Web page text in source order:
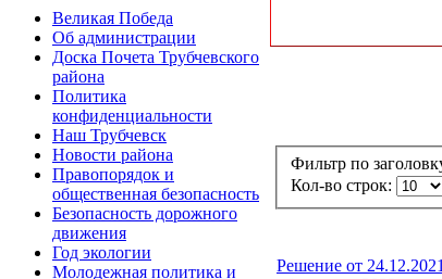
Великая Победа
Об администрации
Доска Почета Трубчевского
района
Политика
конфиденциальности
Наш Трубчевск
Новости района
Правопорядок и
общественная безопасность
Безопасность дорожного
движения
Год экологии
Молодежная политика и
Фильтр по
Кол-во строк:
Решение от